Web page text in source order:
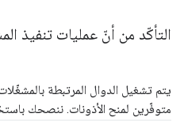
التأكّد من أنّ عمليات تنفيذ
يتم تشغيل الدوال المرتبطة
متوفّرين لمنح الأذونات. ننصحك